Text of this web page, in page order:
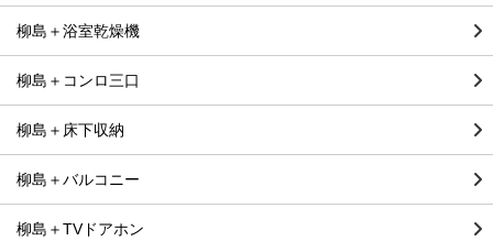
柳島＋浴室乾燥機
柳島＋コンロ三口
柳島＋床下収納
柳島＋バルコニー
柳島＋TVドアホン